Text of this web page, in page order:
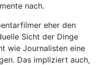
nach.
eher den
Sicht der Dinge
wie Journalisten eine
Das impliziert auch,